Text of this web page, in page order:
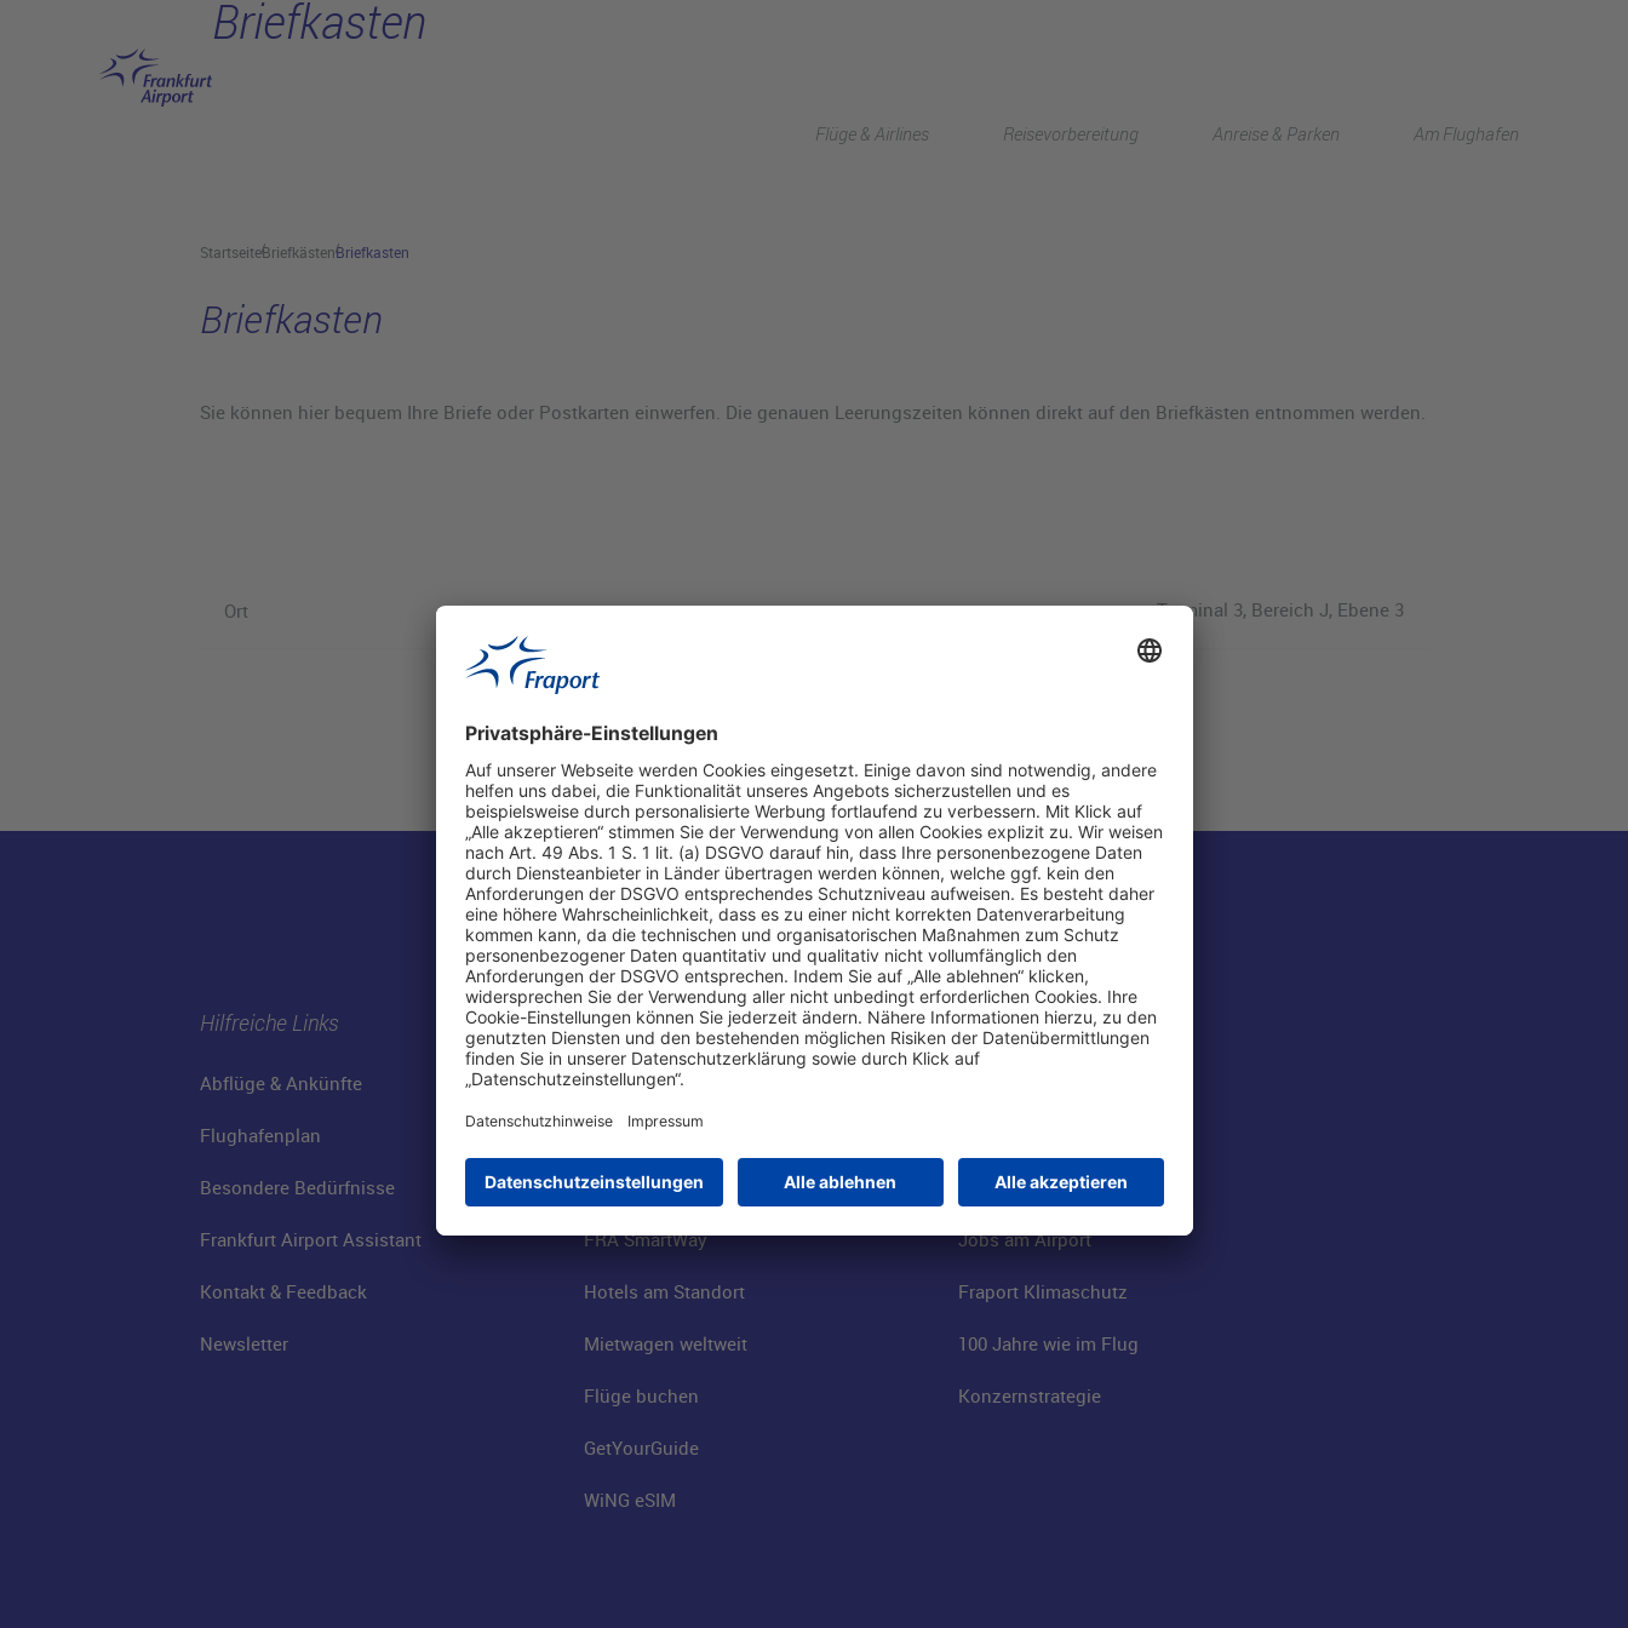
Flüge & Airlines Reisevorbereitung Anreise & Parken Am Flughafen
Briefkasten
StartseiteBriefkästenBriefkasten
Briefkasten
Sie können hier bequem Ihre Briefe oder Postkarten einwerfen. Die genauen Leerungszeiten können direkt auf den Briefkästen entnommen werden.
Ort Terminal 3, Bereich J, Ebene 3
Hilfreiche Links
Abflüge & Ankünfte
Flughafenplan
Besondere Bedürfnisse
Frankfurt Airport Assistant
Kontakt & Feedback
Newsletter
Online einkaufen & buchen
Parkplätze
Online-Shop
Besucherservices
FRA SmartWay
Hotels am Standort
Mietwagen weltweit
Flüge buchen
GetYourGuide
WiNG eSIM
Über uns
FRA Eventlocations
Jobs am Airport
Fraport Klimaschutz
100 Jahre wie im Flug
Konzernstrategie